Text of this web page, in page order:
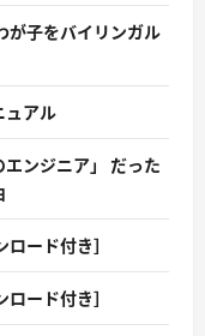
が子をバイリンガル
ュアル
エンジニア」 だった
ード付き］
ード付き］